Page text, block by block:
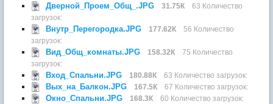
Дверной_Проем_Общ_.JPG 31.75К
63 Количество
загрузок:
Внутр_Перегородка.JPG 177.62К
56 Количество
загрузок:
Вид_Общ_комнаты.JPG 158.32К
75 Количество
загрузок:
Вход_Спальни.JPG 180.88К 63 Количество загрузок:
Вых_на_Балкон.JPG 167.5К 67 Количество загрузок:
Окно_Спальни.JPG 168.3К 60 Количество загрузок: